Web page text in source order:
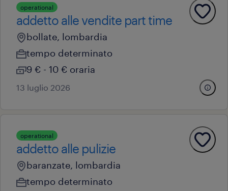
operational
addetto alle vendite part time
bollate, lombardia
tempo determinato
9 € - 10 € oraria
13 luglio 2026
operational
addetto alle pulizie
baranzate, lombardia
tempo determinato